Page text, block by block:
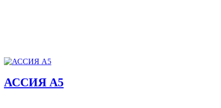
АССИЯ А5